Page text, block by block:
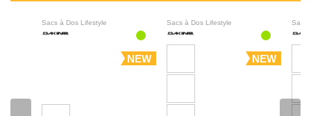
Sacs à Dos Lifestyle
NEW
Sacs à Dos Lifestyle
NEW
Sacs